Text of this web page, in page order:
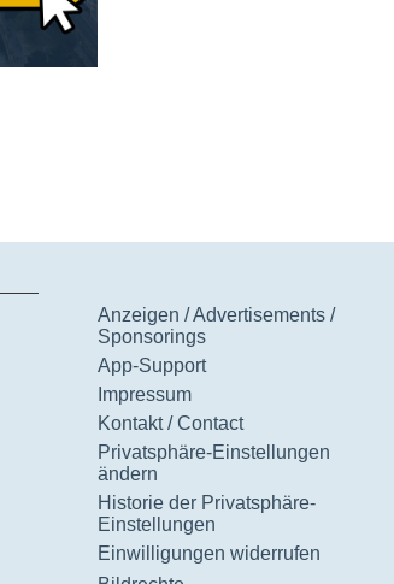
Anzeigen / Advertisements /
Sponsorings
App-Support
Impressum
Kontakt / Contact
Privatsphäre-Einstellungen
ändern
Historie der Privatsphäre-
Einstellungen
Einwilligungen widerrufen